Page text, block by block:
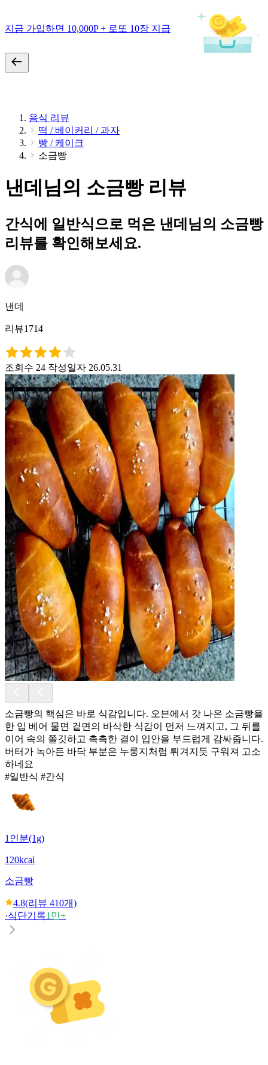
지금 가입하면 10,000P + 로또 10장 지급
음식 리뷰
떡 / 베이커리 / 과자
빵 / 케이크
소금빵
낸데님의 소금빵 리뷰
간식에 일반식으로 먹은 낸데님의 소금빵
리뷰를 확인해보세요.
낸데
리뷰1714
조회수 24 작성일자 26.05.31
소금빵의 핵심은 바로 식감입니다. 오븐에서 갓 나온 소금빵을
한 입 베어 물면 겉면의 바삭한 식감이 먼저 느껴지고, 그 뒤를
이어 속의 쫄깃하고 촉촉한 결이 입안을 부드럽게 감싸줍니다.
버터가 녹아든 바닥 부분은 누룽지처럼 튀겨지듯 구워져 고소
하네요
#일반식 #간식
1인분(1g)
120kcal
소금빵
4.8(리뷰 410개)
·식단기록1만+